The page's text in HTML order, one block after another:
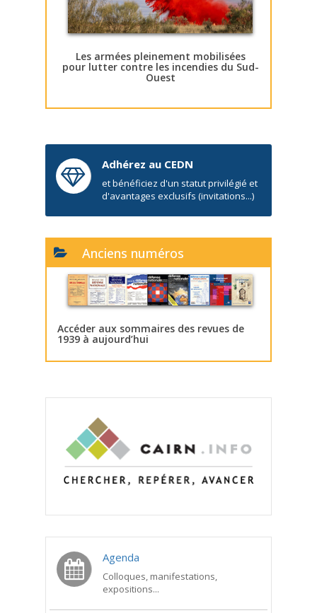
Les armées pleinement mobilisées
pour lutter contre les incendies du Sud-
Ouest
Adhérez au CEDN
et bénéficiez d'un statut privilégié et
d'avantages exclusifs (invitations...)
Anciens numéros
Accéder aux sommaires des revues de
1939 à aujourd’hui
Agenda
Colloques, manifestations,
expositions...